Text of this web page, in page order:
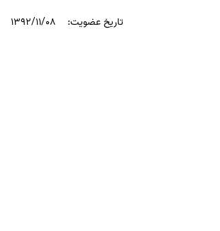
تاریخ عضویت: ۱۳۹۲/۱۱/۰۸